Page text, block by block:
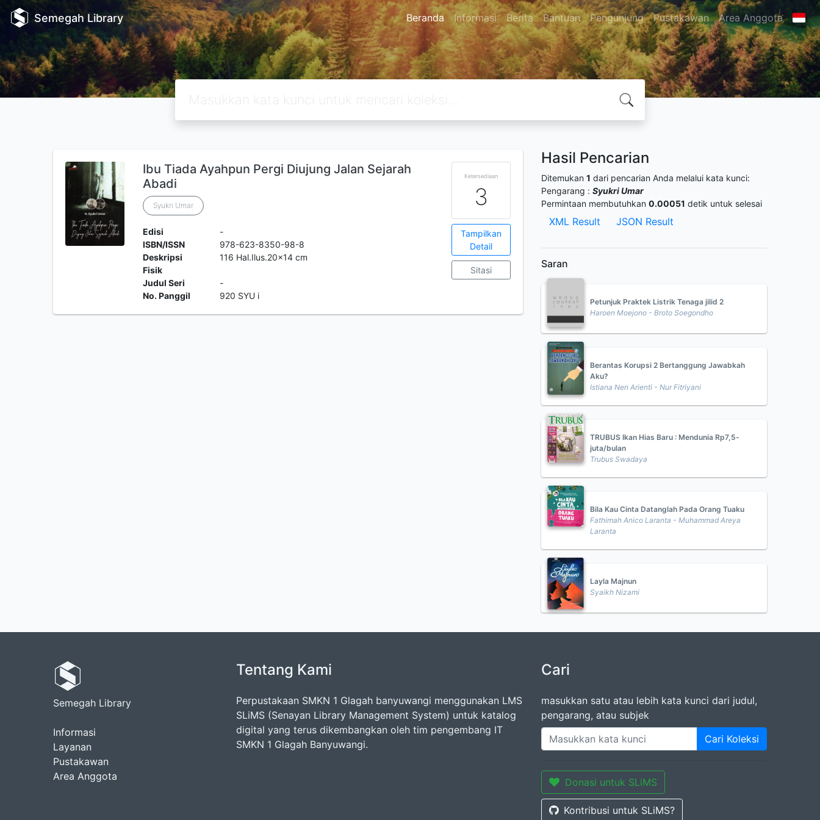
Semegah Library Beranda Informasi Berita Bantuan Pengunjung Pustakawan Area Anggota
Ibu Tiada Ayahpun Pergi Diujung Jalan Sejarah
Abadi
Syukri Umar
Edisi
-
ISBN/ISSN
978-623-8350-98-8
Deskripsi
Fisik
116 Hal.Ilus.20x14 cm
Judul Seri
-
No. Panggil
920 SYU i
Ketersediaan
3
Tampilkan
Detail
Sitasi
Hasil Pencarian
Ditemukan 1 dari pencarian Anda melalui kata kunci:
Pengarang : Syukri Umar
Permintaan membutuhkan 0.00051 detik untuk selesai
XML Result JSON Result
Saran
Petunjuk Praktek Listrik Tenaga jilid 2
Haroen Moejono - Broto Soegondho
Berantas Korupsi 2 Bertanggung Jawabkah
Aku?
Istiana Nen Arienti - Nur Fitriyani
TRUBUS Ikan Hias Baru : Mendunia Rp7,5-
juta/bulan
Trubus Swadaya
Bila Kau Cinta Datanglah Pada Orang Tuaku
Fathimah Anico Laranta - Muhammad Areya
Laranta
Layla Majnun
Syaikh Nizami
Semegah Library
Informasi
Layanan
Pustakawan
Area Anggota
Tentang Kami
Perpustakaan SMKN 1 Glagah banyuwangi menggunakan LMS
SLiMS (Senayan Library Management System) untuk katalog
digital yang terus dikembangkan oleh tim pengembang IT
SMKN 1 Glagah Banyuwangi.
Cari
masukkan satu atau lebih kata kunci dari judul,
pengarang, atau subjek
Cari Koleksi
Donasi untuk SLiMS
Kontribusi untuk SLiMS?